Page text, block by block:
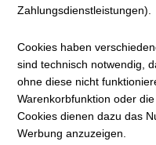
Zahlungsdienstleistungen).
Cookies haben
sind technisch notwendig,
ohne diese nicht
Warenkorbfunktion oder
Cookies dienen dazu das
Werbung anzuzeigen.